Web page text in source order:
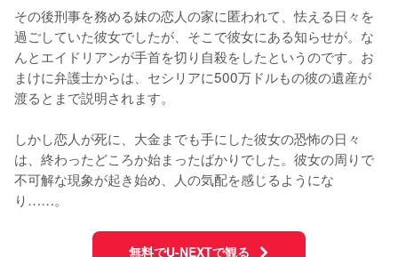
その後刑事を務める妹の恋人の家に匿われて、怯える日々を
過ごしていた彼女でしたが、そこで彼女にある知らせが。な
んとエイドリアンが手首を切り自殺をしたというのです。お
まけに弁護士からは、セシリアに500万ドルもの彼の遺産が
渡るとまで説明されます。
しかし恋人が死に、大金までも手にした彼女の恐怖の日々
は、終わったどころか始まったばかりでした。彼女の周りで
不可解な現象が起き始め、人の気配を感じるようにな
り……。
無料でU-NEXTで観る